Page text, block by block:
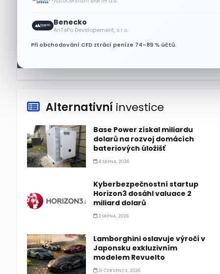
Benecko
AnTePo Developement, s.r.o.
Při obchodování CFD ztrácí peníze 74–89 % účtů.
Hynix se propadl téměř o 10 %
6 SRPNA, 2026
Alternativní investice
Base Power získal miliardu
dolarů na rozvoj domácích
bateriových úložišť
4 SRPNA, 2026
Kyberbezpečnostní startup
Horizon3 dosáhl valuace 2
miliard dolarů
2 SRPNA, 2026
Lamborghini oslavuje výročí v
Japonsku exkluzivním
modelem Revuelto
31 ČERVENCE, 2026